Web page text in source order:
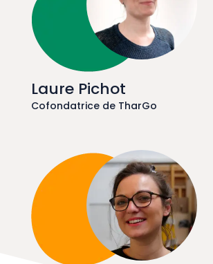
Laure Pichot
Cofondatrice de TharGo